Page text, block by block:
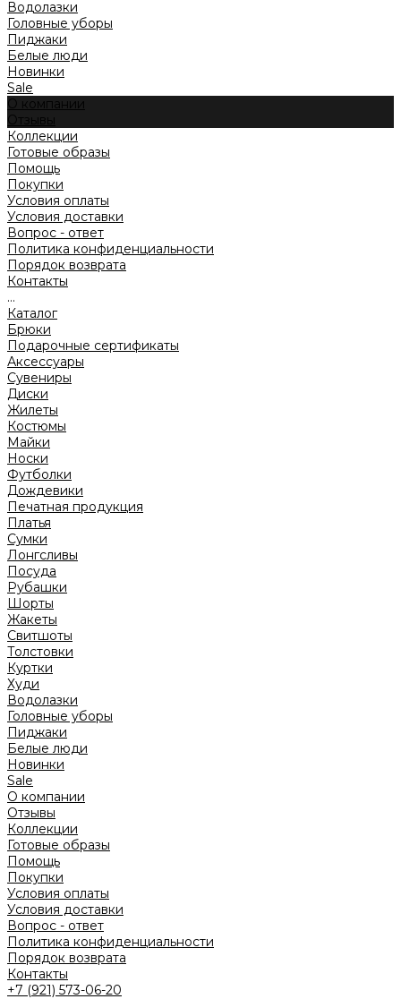
Водолазки
Головные уборы
Пиджаки
Белые люди
Новинки
Sale
О компании
Отзывы
Коллекции
Готовые образы
Помощь
Покупки
Условия оплаты
Условия доставки
Вопрос - ответ
Политика конфиденциальности
Порядок возврата
Контакты
...
Каталог
Брюки
Подарочные сертификаты
Аксессуары
Сувениры
Диски
Жилеты
Костюмы
Майки
Носки
Футболки
Дождевики
Печатная продукция
Платья
Сумки
Лонгсливы
Посуда
Рубашки
Шорты
Жакеты
Свитшоты
Толстовки
Куртки
Худи
Водолазки
Головные уборы
Пиджаки
Белые люди
Новинки
Sale
О компании
Отзывы
Коллекции
Готовые образы
Помощь
Покупки
Условия оплаты
Условия доставки
Вопрос - ответ
Политика конфиденциальности
Порядок возврата
Контакты
+7 (921) 573-06-20